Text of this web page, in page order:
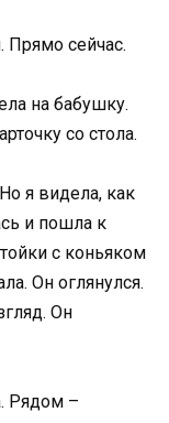
сейчас.
на бабушку.
со стола.
я видела, как
и пошла к
с коньяком
Он оглянулся.
Он
Рядом –